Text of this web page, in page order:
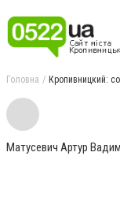
Головна Кропивницкий:
Матусевич Артур